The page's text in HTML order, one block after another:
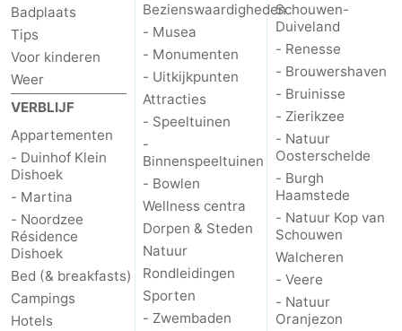
Badplaats
Tips
Voor kinderen
Weer
VERBLIJF
Appartementen
- Duinhof Klein
Dishoek
- Martina
- Noordzee
Résidence
Dishoek
Bed (& breakfasts)
Campings
Hotels
Bezienswaardigheden
- Musea
- Monumenten
- Uitkijkpunten
Attracties
- Speeltuinen
-
Binnenspeeltuinen
- Bowlen
Wellness centra
Dorpen & Steden
Natuur
Rondleidingen
Sporten
- Zwembaden
Schouwen-
Duiveland
- Renesse
- Brouwershaven
- Bruinisse
- Zierikzee
- Natuur
Oosterschelde
- Burgh
Haamstede
- Natuur Kop van
Schouwen
Walcheren
- Veere
- Natuur
Oranjezon